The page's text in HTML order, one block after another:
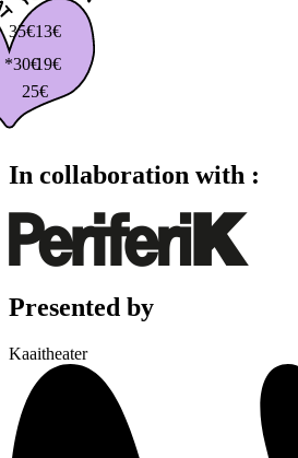
35€
*30€
25€
19€
13€
In collaboration with :
Presented by
Kaaitheater